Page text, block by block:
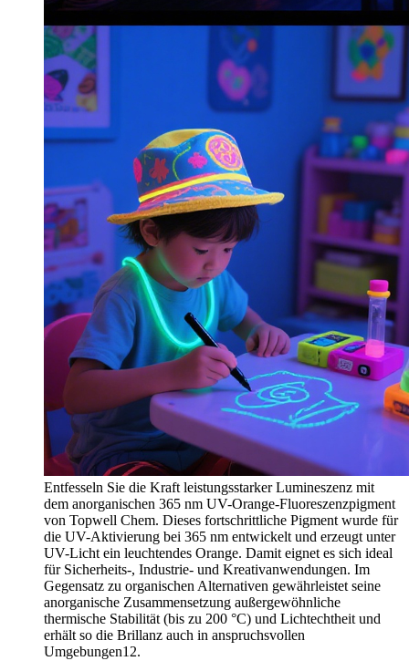
Entfesseln Sie die Kraft leistungsstarker Lumineszenz mit
dem anorganischen 365 nm UV-Orange-Fluoreszenzpigment
von Topwell Chem. Dieses fortschrittliche Pigment wurde für
die UV-Aktivierung bei 365 nm entwickelt und erzeugt unter
UV-Licht ein leuchtendes Orange. Damit eignet es sich ideal
für Sicherheits-, Industrie- und Kreativanwendungen. Im
Gegensatz zu organischen Alternativen gewährleistet seine
anorganische Zusammensetzung außergewöhnliche
thermische Stabilität (bis zu 200 °C) und Lichtechtheit und
erhält so die Brillanz auch in anspruchsvollen
Umgebungen12.